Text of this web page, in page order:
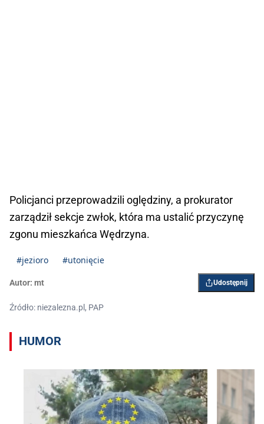
Policjanci przeprowadzili oględziny, a prokurator
zarządził sekcje zwłok, która ma ustalić przyczynę
zgonu mieszkańca Wędrzyna.
#jezioro #utonięcie
Autor: mt Udostępnij
Źródło: niezalezna.pl, PAP
HUMOR